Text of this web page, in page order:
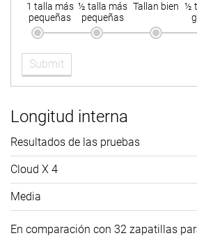
1 talla más
pequeñas
½ talla más
pequeñas
Tallan bien ½
Submit
Longitud interna
Resultados de las pruebas
Cloud X 4
Media
En comparación con 32 zapatillas